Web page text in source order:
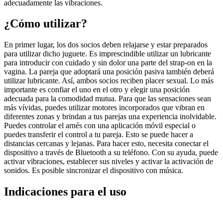
adecuadamente las vibraciones.
¿Cómo utilizar?
En primer lugar, los dos socios deben relajarse y estar preparados
para utilizar dicho juguete. Es imprescindible utilizar un lubricante
para introducir con cuidado y sin dolor una parte del strap-on en la
vagina. La pareja que adoptará una posición pasiva también deberá
utilizar lubricante. Así, ambos socios reciben placer sexual. Lo más
importante es confiar el uno en el otro y elegir una posición
adecuada para la comodidad mutua. Para que las sensaciones sean
más vívidas, puedes utilizar motores incorporados que vibran en
diferentes zonas y brindan a tus parejas una experiencia inolvidable.
Puedes controlar el arnés con una aplicación móvil especial o
puedes transferir el control a tu pareja. Esto se puede hacer a
distancias cercanas y lejanas. Para hacer esto, necesita conectar el
dispositivo a través de Bluetooth a su teléfono. Con su ayuda, puede
activar vibraciones, establecer sus niveles y activar la activación de
sonidos. Es posible sincronizar el dispositivo con música.
Indicaciones para el uso